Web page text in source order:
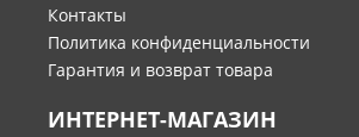
Контакты
Политика конфиденциальности
Гарантия и возврат товара
ИНТЕРНЕТ-МАГАЗИН